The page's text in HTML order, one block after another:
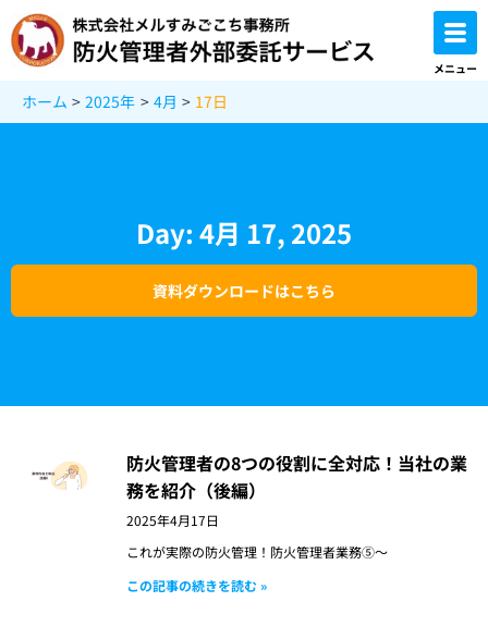
容
を
メニュー
ホーム 2025年 4月 17日
Day: 4月 17, 2025
資料ダウンロードはこちら
防火管理者の8つの役割に全対応！当社の業
務を紹介（後編）
2025年4月17日
これが実際の防火管理！防火管理者業務⑤～
この記事の続きを読む »